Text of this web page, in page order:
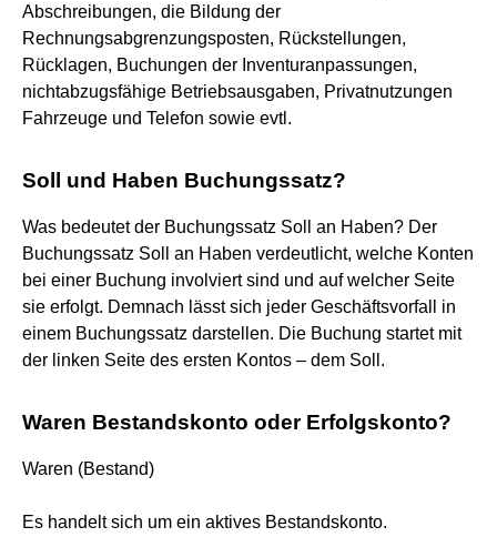
Abschreibungen, die Bildung der
Rechnungsabgrenzungsposten, Rückstellungen,
Rücklagen, Buchungen der Inventuranpassungen,
nichtabzugsfähige Betriebsausgaben, Privatnutzungen
Fahrzeuge und Telefon sowie evtl.
Soll und Haben Buchungssatz?
Was bedeutet der Buchungssatz Soll an Haben? Der
Buchungssatz Soll an Haben verdeutlicht, welche Konten
bei einer Buchung involviert sind und auf welcher Seite
sie erfolgt. Demnach lässt sich jeder Geschäftsvorfall in
einem Buchungssatz darstellen. Die Buchung startet mit
der linken Seite des ersten Kontos – dem Soll.
Waren Bestandskonto oder Erfolgskonto?
Waren (Bestand)
Es handelt sich um ein aktives Bestandskonto.